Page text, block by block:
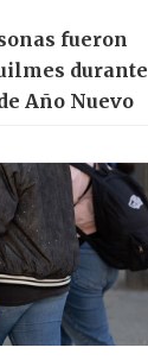
fueron
durante
Año Nuevo